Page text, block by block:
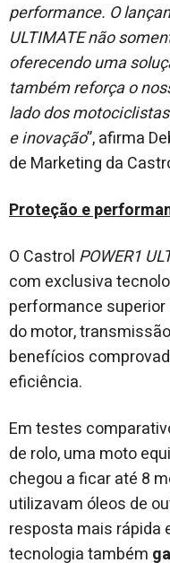
performance. O
ULTIMATE não
oferecendo uma
também reforça o
lado dos
e inovação”, afirma
de Marketing da
Proteção e
O Castrol POWER1
com exclusiva
performance
do motor,
benefícios
eficiência.
Em testes
de rolo, uma moto
chegou a ficar até 8
utilizavam óleos de
resposta mais rápida
tecnologia também